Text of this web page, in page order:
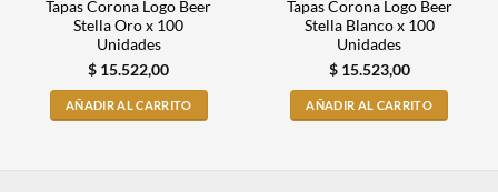
Tapas Corona Logo Beer
Stella Oro x 100
Unidades
$ 15.522,00
AÑADIR AL CARRITO
Tapas Corona Logo Beer
Stella Blanco x 100
Unidades
$15.523,00
AÑADIR AL CARRITO